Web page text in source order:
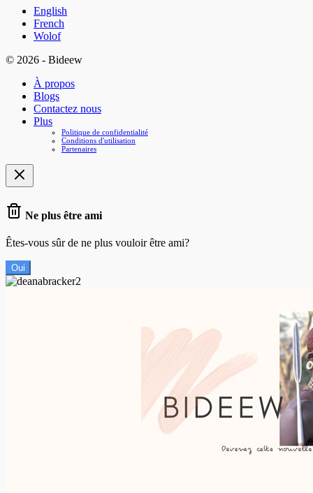
English
French
Wolof
© 2026 - Bideew
À propos
Blogs
Contactez nous
Plus
Politique de confidentialité
Conditions d'utilisation
Partenaires
Ne plus être ami
Êtes-vous sûr de ne plus vouloir être ami?
Oui